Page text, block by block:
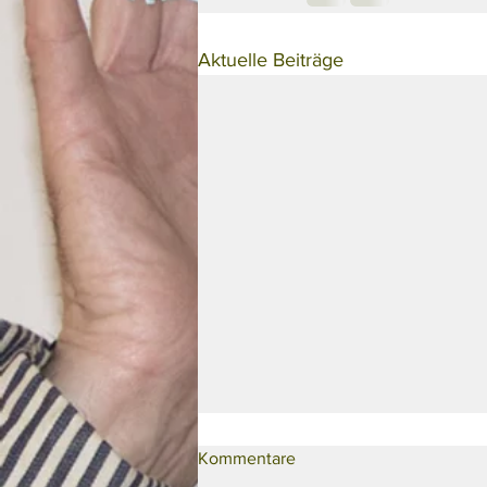
Aktuelle Beiträge
Kommentare